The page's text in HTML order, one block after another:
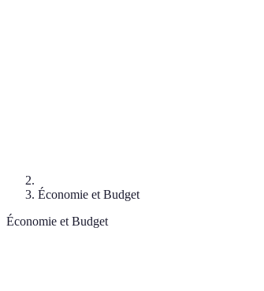
Économie et Budget
Économie et Budget